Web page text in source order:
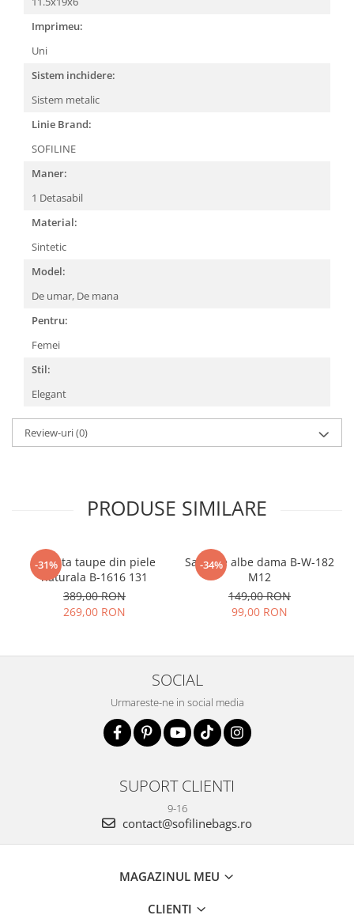
Imprimeu:
Uni
Sistem inchidere:
Sistem metalic
Linie Brand:
SOFILINE
Maner:
1 Detasabil
Material:
Sintetic
Model:
De umar, De mana
Pentru:
Femei
Stil:
Elegant
Review-uri(0)
PRODUSE SIMILARE
-31%
Geanta taupe din piele
naturala B-1616 131
389,00 RON
269,00 RON
-34%
Sandale albe dama B-W-182
M12
149,00 RON
99,00 RON
SOCIAL
Urmareste-ne in social media
SUPORT CLIENTI
9-16
contact@sofilinebags.ro
MAGAZINUL MEU
CLIENTI